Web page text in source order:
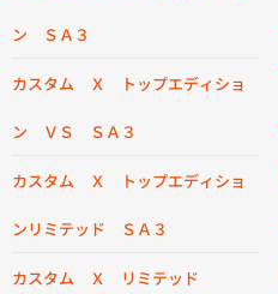
ン ＳＡ３
カスタム Ｘ トップエディショ
ン ＶＳ ＳＡ３
カスタム Ｘ トップエディショ
ンリミテッド ＳＡ３
カスタム Ｘ リミテッド